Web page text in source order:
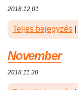
2018.12.01
Teljes bejegyzés
November
2018.11.30